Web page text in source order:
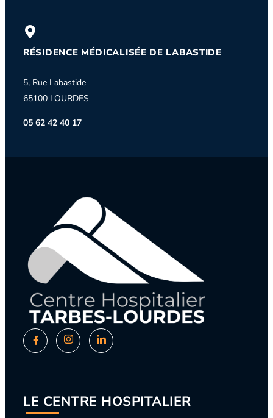
RÉSIDENCE MÉDICALISÉE DE LABASTIDE
5, Rue Labastide
65100 LOURDES
05 62 42 40 17
LE CENTRE HOSPITALIER